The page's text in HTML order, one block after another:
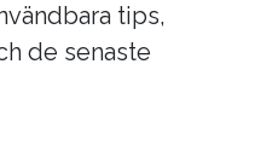
tips,
de senaste